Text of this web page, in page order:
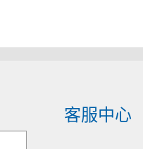
客服中心